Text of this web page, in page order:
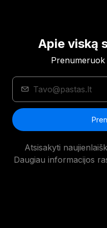
Apie viską
Prenumeruok
Atsisakyti
Daugiau informacijos